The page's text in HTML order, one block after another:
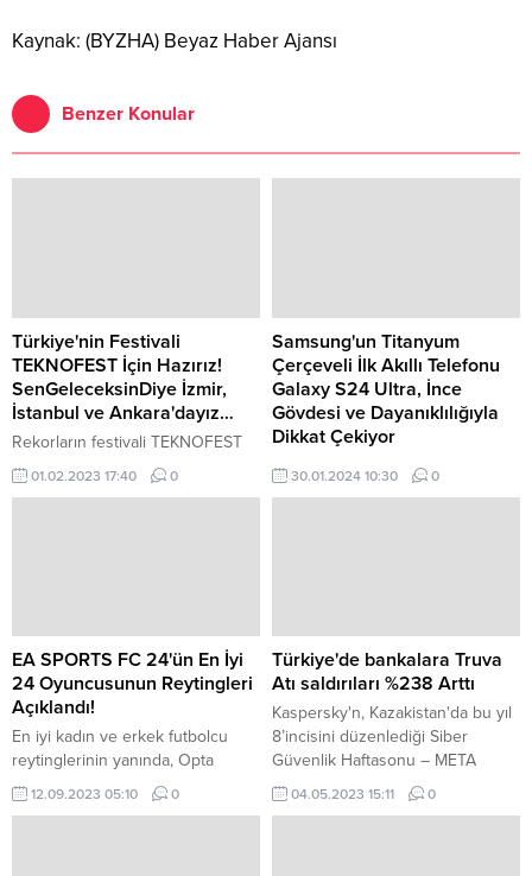
Kaynak: (BYZHA) Beyaz Haber Ajansı
Benzer Konular
Türkiye'nin Festivali
TEKNOFEST İçin Hazırız!
SenGeleceksinDiye İzmir,
İstanbul ve Ankara'dayız…
Rekorların festivali TEKNOFEST
için hazırız! Her yıl milyonların çok
yakından takip ettiği, Türkiye’nin
01.02.2023 17:40 0
Samsung'un Titanyum
Çerçeveli İlk Akıllı Telefonu
Galaxy S24 Ultra, İnce
Gövdesi ve Dayanıklılığıyla
Dikkat Çekiyor
Samsung Electronics'in en yeni
inovasyonu Galaxy S24 Ultra,
30.01.2024 10:30 0
EA SPORTS FC 24'ün En İyi
24 Oyuncusunun Reytingleri
Açıklandı!
En iyi kadın ve erkek futbolcu
reytinglerinin yanında, Opta
tarafından optimize edilen
PlayStyles (Oyuncu Stilleri)
12.09.2023 05:10 0
Türkiye'de bankalara Truva
Atı saldırıları %238 Arttı
Kaspersky'n, Kazakistan'da bu yıl
8’incisini düzenlediği Siber
Güvenlik Haftasonu – META
2023 etkinliğinde Orta Doğu,
Türkiye ve Afrika (META) bölgesi
04.05.2023 15:11 0